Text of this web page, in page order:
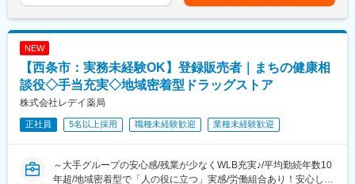
■安定した経営基盤のもと、長期的なキャリア形成が可能：
ツルハグループの一員として安定した基盤があり、腰を据えてキ
■労働組合があるので、安心して長く働ける仕組みがある：
職場での困りごとや意見を、労働組合を通じて会社に届けること
ができ、声を上げやすい環境があります。
＜数字で見るレデイ薬局＞
・男女比＝5：5
・平均勤続年数：10.9年
・月平均残業時間：8.7時間
・売上・数値管理の補助
・スタッフのサポート業務
☆経験や適性に応じて、将来的にはスタッフの育成、
だく可能性があります。
＼仕事のやりがい／
レデイ薬局は、地域に密着したドラッグストアとして、
「健康相談ができる身近な存在」を目指しています。
◎日々の接客を通じてお客様から直接「ありがとう」をもらえる
◎将来的には店長として、店舗・人・地域をまとめる立場を目指
せる
NEW
【西条市：実務未経験OK】登録販売者｜まちの健康相
談役◇手当充実◇地域密着型ドラッグストア
株式会社レデイ薬局
正社員 5名以上採用 職種未経験歓迎 業種未経験歓迎
～大手グループの安心感/残業が少なくWLB充実♪/平均勤続年数10
年超/地域密着型で「人の役に立つ」実感/労働組合あり！安心して